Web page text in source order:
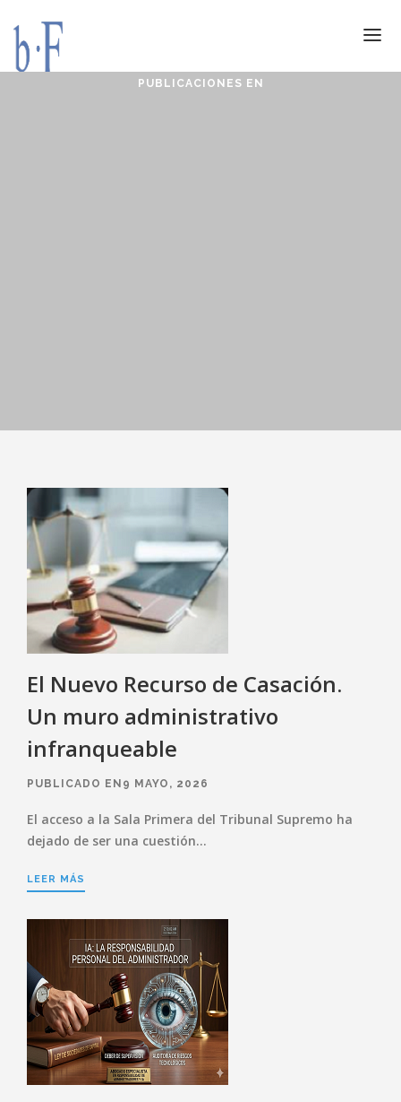
PUBLICACIONES EN
El Nuevo Recurso de Casación.
Un muro administrativo
infranqueable
PUBLICADO EN9 MAYO, 2026
El acceso a la Sala Primera del Tribunal Supremo ha
dejado de ser una cuestión…
LEER MÁS